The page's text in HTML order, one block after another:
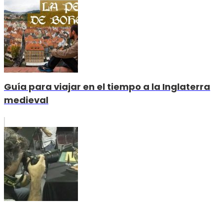
Guía para viajar en el tiempo a la Inglaterra
medieval